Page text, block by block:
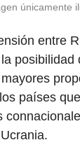
únicamente
entre
posibilidad
países que